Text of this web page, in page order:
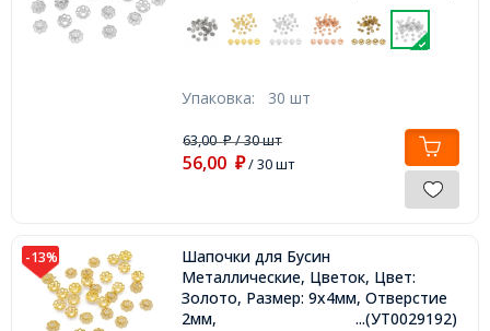
Упаковка: 30 шт
63,00₽/ 30 шт
56,00 ₽/ 30 шт
-13%
Шапочки для Бусин
Металлические, Цветок, Цвет:
Золото, Размер: 9х4мм, Отверстие
2мм,
...(УТ0029192)